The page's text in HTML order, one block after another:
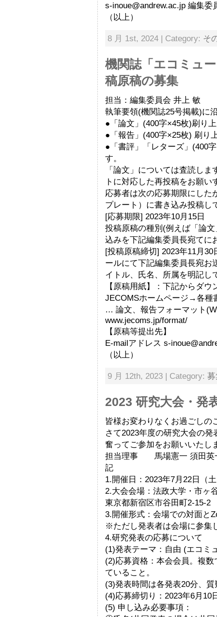
s-inoue@andrew.ac.jp 編集
（以上）
8 月 1st, 2024 | Category: そ
機関誌「エコミュ
稿原稿の募集
担当：編集委員会 井上 敏
執筆要領(機関誌25号掲載)に
●「論文」(400字×45枚)刷り
●「報告」(400字×25枚) 刷り
●「書評」「レターズ」(400
す。
「論文」については査読し
トに対応した再投稿をお願い
応募者は次の応募期限にした
プレート）に書き込み投稿し
[応募期限] 2023年10月15日
投稿原稿の種別(例えば「論
込みを下記編集委員長宛てに
[投稿原稿締切] 2023年11月
ールにて下記編集委員長宛お
イトル、氏名、所属を明記し
【原稿用紙】：下記からダ
JECOMSホームページ→各
… 論文、報告フォーマット
www.jecoms.jp/format/
【原稿等提出先】
E-mailアドレス s-
（以上）
9 月 12th, 2023 | Category:
2023 研究大会・発
皆様お変わりなくお過ごしの
さて2023年度の研究大会の
奮ってご参加をお願いいたし
担当理事 馬場憲一 須田英
記
1.開催日：2023年7月22日（
2.大会会場：法政大学・市
東京都新宿区市谷田町2-15-2
3.開催形式：会場での対面と
※ただし発表者は会場に参集
4.研究発表の応募について
(1)発表テーマ：自由 (エコミ
(2)応募資格：本会会員。複
ていること。
(3)発表時間は各発表20分、質
(4)応募締切り：2023年6月10
(5) 申し込み必要事項：